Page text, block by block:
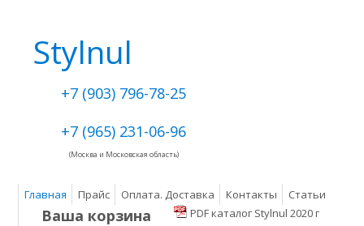
Stylnul
+7 (903) 796-78-25
+7 (965) 231-06-96
(Москва и Московская область)
Главная Прайс Оплата. Доставка Контакты Статьи
Ваша корзина PDF каталог Stylnul 2020 г